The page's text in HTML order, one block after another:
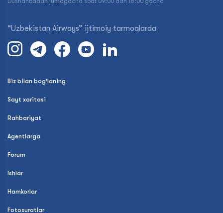
“Uzbekistan Airways” ijtimoiy tarmoqlarda
Biz bilan bog'laning
Sayt xaritasi
Rahbariyat
Agentlarga
Forum
Ishlar
Hamkorlar
Fotosuratlar